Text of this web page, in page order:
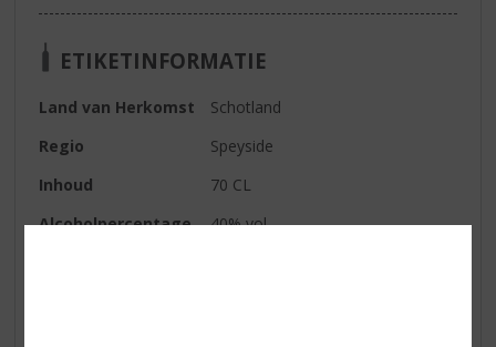
ETIKETINFORMATIE
Land van Herkomst
Schotland
Regio
Speyside
Inhoud
70 CL
Alcoholpercentage
40% vol